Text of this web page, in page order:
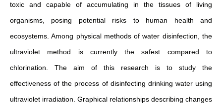
toxic and capable of accumulating in the tissues of living
organisms, posing potential risks to human health and
ecosystems. Among physical methods of water disinfection, the
ultraviolet method is currently the safest compared to
chlorination. The aim of this research is to study the
effectiveness of the process of disinfecting drinking water using
ultraviolet irradiation. Graphical relationships describing changes